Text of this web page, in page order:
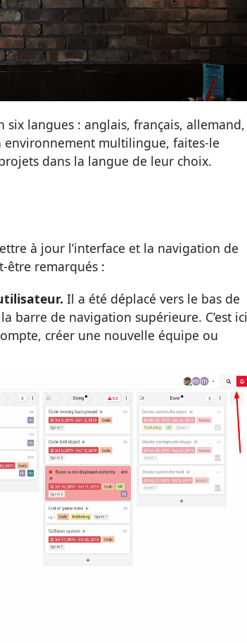
langues : anglais, français, allemand,
environnement multilingue, faites-le
dans la langue de leur choix.
à jour l’interface et la navigation de
être remarqués :
Il a été déplacé vers le bas de
barre de navigation supérieure. C’est ici
créer une nouvelle équipe ou